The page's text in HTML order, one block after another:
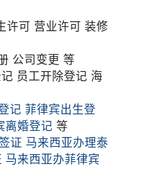
许可 营业许可 装修
公司变更 等
员工开除登记 海
记 菲律宾出生登
离婚登记 等
证 马来西亚办理泰
马来西亚办菲律宾